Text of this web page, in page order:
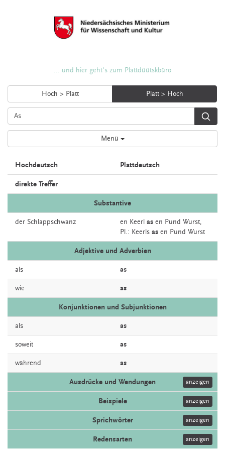
... und hier geht's zum Plattdüütskbüro
Hoch > Platt Platt > Hoch
Menü
Hochdeutsch Plattdeutsch
direkte Treffer
Substantive
der Schlappschwanz en Keerl as en Pund Wurst,
Pl.: Keerls as en Pund Wurst
Adjektive und Adverbien
als as
wie as
Konjunktionen und Subjunktionen
als as
soweit as
während as
Ausdrücke und Wendungen anzeigen
Beispiele anzeigen
Sprichwörter anzeigen
Redensarten anzeigen